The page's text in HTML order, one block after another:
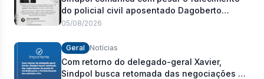
do policial civil aposentado Dagoberto
Carlos Romeiro
05/08/2026
Geral Notícias
Com retorno do delegado-geral Xavier,
Sindpol busca retomada das negociações da